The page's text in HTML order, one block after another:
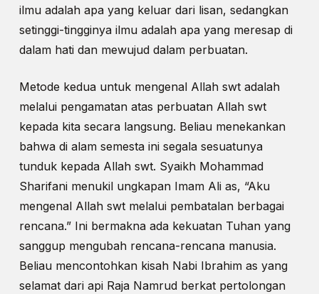
ilmu adalah apa yang keluar dari lisan, sedangkan
setinggi-tingginya ilmu adalah apa yang meresap di
dalam hati dan mewujud dalam perbuatan.
Metode kedua untuk mengenal Allah swt adalah
melalui pengamatan atas perbuatan Allah swt
kepada kita secara langsung. Beliau menekankan
bahwa di alam semesta ini segala sesuatunya
tunduk kepada Allah swt. Syaikh Mohammad
Sharifani menukil ungkapan Imam Ali as, “Aku
mengenal Allah swt melalui pembatalan berbagai
rencana.” Ini bermakna ada kekuatan Tuhan yang
sanggup mengubah rencana-rencana manusia.
Beliau mencontohkan kisah Nabi Ibrahim as yang
selamat dari api Raja Namrud berkat pertolongan